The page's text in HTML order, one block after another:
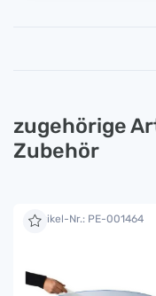
zugehörige
Zubehör
Artikel-Nr.: PE-001464